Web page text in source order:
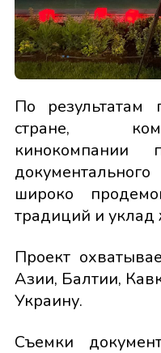
По результатам
стране,
кинокомпании
широко
традиций и уклад
Проект
Азии, Балтии,
Украину.
Съемки